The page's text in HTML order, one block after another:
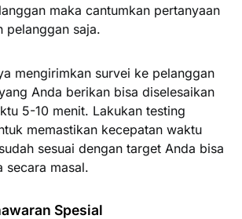
maka cantumkan pertanyaan
pelanggan saja.
mengirimkan survei ke pelanggan
Anda berikan bisa diselesaikan
5-10 menit. Lakukan testing
memastikan kecepatan waktu
sesuai dengan target Anda bisa
secara masal.
Spesial